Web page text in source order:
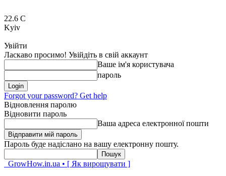
22.6 C
Kyiv
Увійти
Ласкаво просимо! Увійдіть в свій аккаунт
Ваше ім'я користувача
пароль
Forgot your password? Get help
Відновлення паролю
Відновити пароль
Ваша адреса електронної пошти
Пароль буде надіслано на вашу електронну пошту.
GrowHow.in.ua • [ Як вирощувати ]